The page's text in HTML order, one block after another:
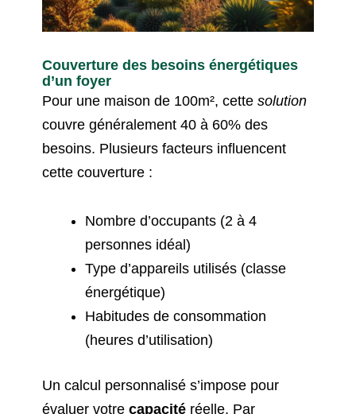
Couverture des besoins énergétiques
d’un foyer
Pour une maison de 100m², cettesolution
couvre généralement 40 à 60% des
besoins. Plusieurs facteurs influencent
cette couverture :
Nombre d’occupants (2 à 4
personnes idéal)
Type d’appareils utilisés (classe
énergétique)
Habitudes de consommation
(heures d’utilisation)
Un calcul personnalisé s’impose pour
évaluer votrecapacité réelle. Par